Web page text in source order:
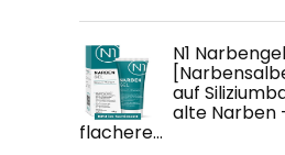
N1
auf
alte Narben
flachere…